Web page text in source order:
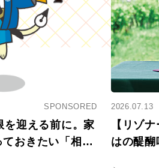
SPONSORED
を迎える前に。家
おきたい「相続
2026.07.13
【リゾ
はの醍